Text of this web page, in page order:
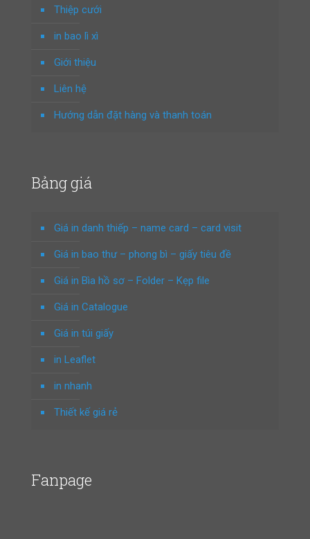
Thiệp cưới
in bao lì xì
Giới thiệu
Liên hệ
Hướng dẫn đặt hàng và thanh toán
Bảng giá
Giá in danh thiếp – name card – card visit
Giá in bao thư – phong bì – giấy tiêu đề
Giá in Bìa hồ sơ – Folder – Kẹp file
Giá in Catalogue
Giá in túi giấy
in Leaflet
in nhanh
Thiết kế giá rẻ
Fanpage